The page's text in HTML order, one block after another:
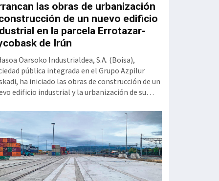
las obras de urbanización
de un nuevo edificio
en la parcela Errotazar-
de Irún
Oarsoko Industrialdea, S.A. (Boisa),
pública integrada en el Grupo Azpilur
ha iniciado las obras de construcción de un
edificio industrial y la urbanización de su
trabajos, que cuentan con un presupuesto de
euros y un plazo de ejecución previsto
20 meses, han sido adjudicados a la UTE
f